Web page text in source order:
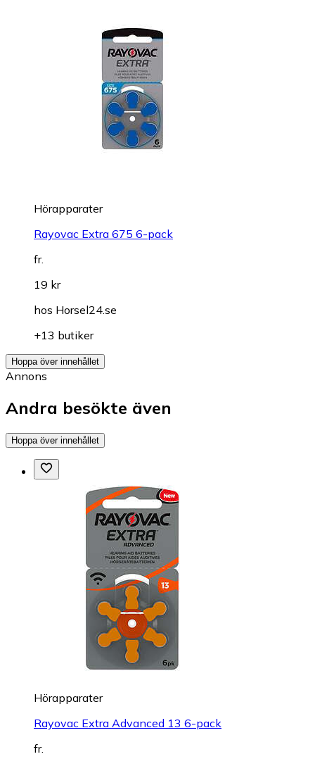
Hörapparater
Rayovac Extra 675 6-pack
fr.
19 kr
hos Horsel24.se
+13 butiker
Hoppa över innehållet
Annons
Andra besökte även
Hoppa över innehållet
Hörapparater
Rayovac Extra Advanced 13 6-pack
fr.